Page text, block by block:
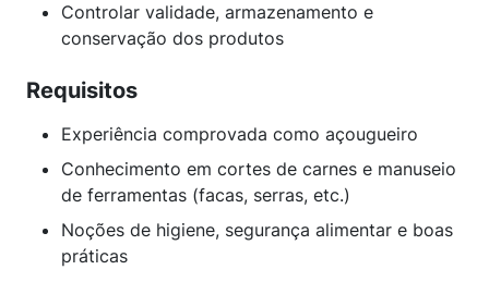
Controlar validade, armazenamento e
conservação dos produtos
Requisitos
Experiência comprovada como açougueiro
Conhecimento em cortes de carnes e manuseio
de ferramentas (facas, serras, etc.)
Noções de higiene, segurança alimentar e boas
práticas